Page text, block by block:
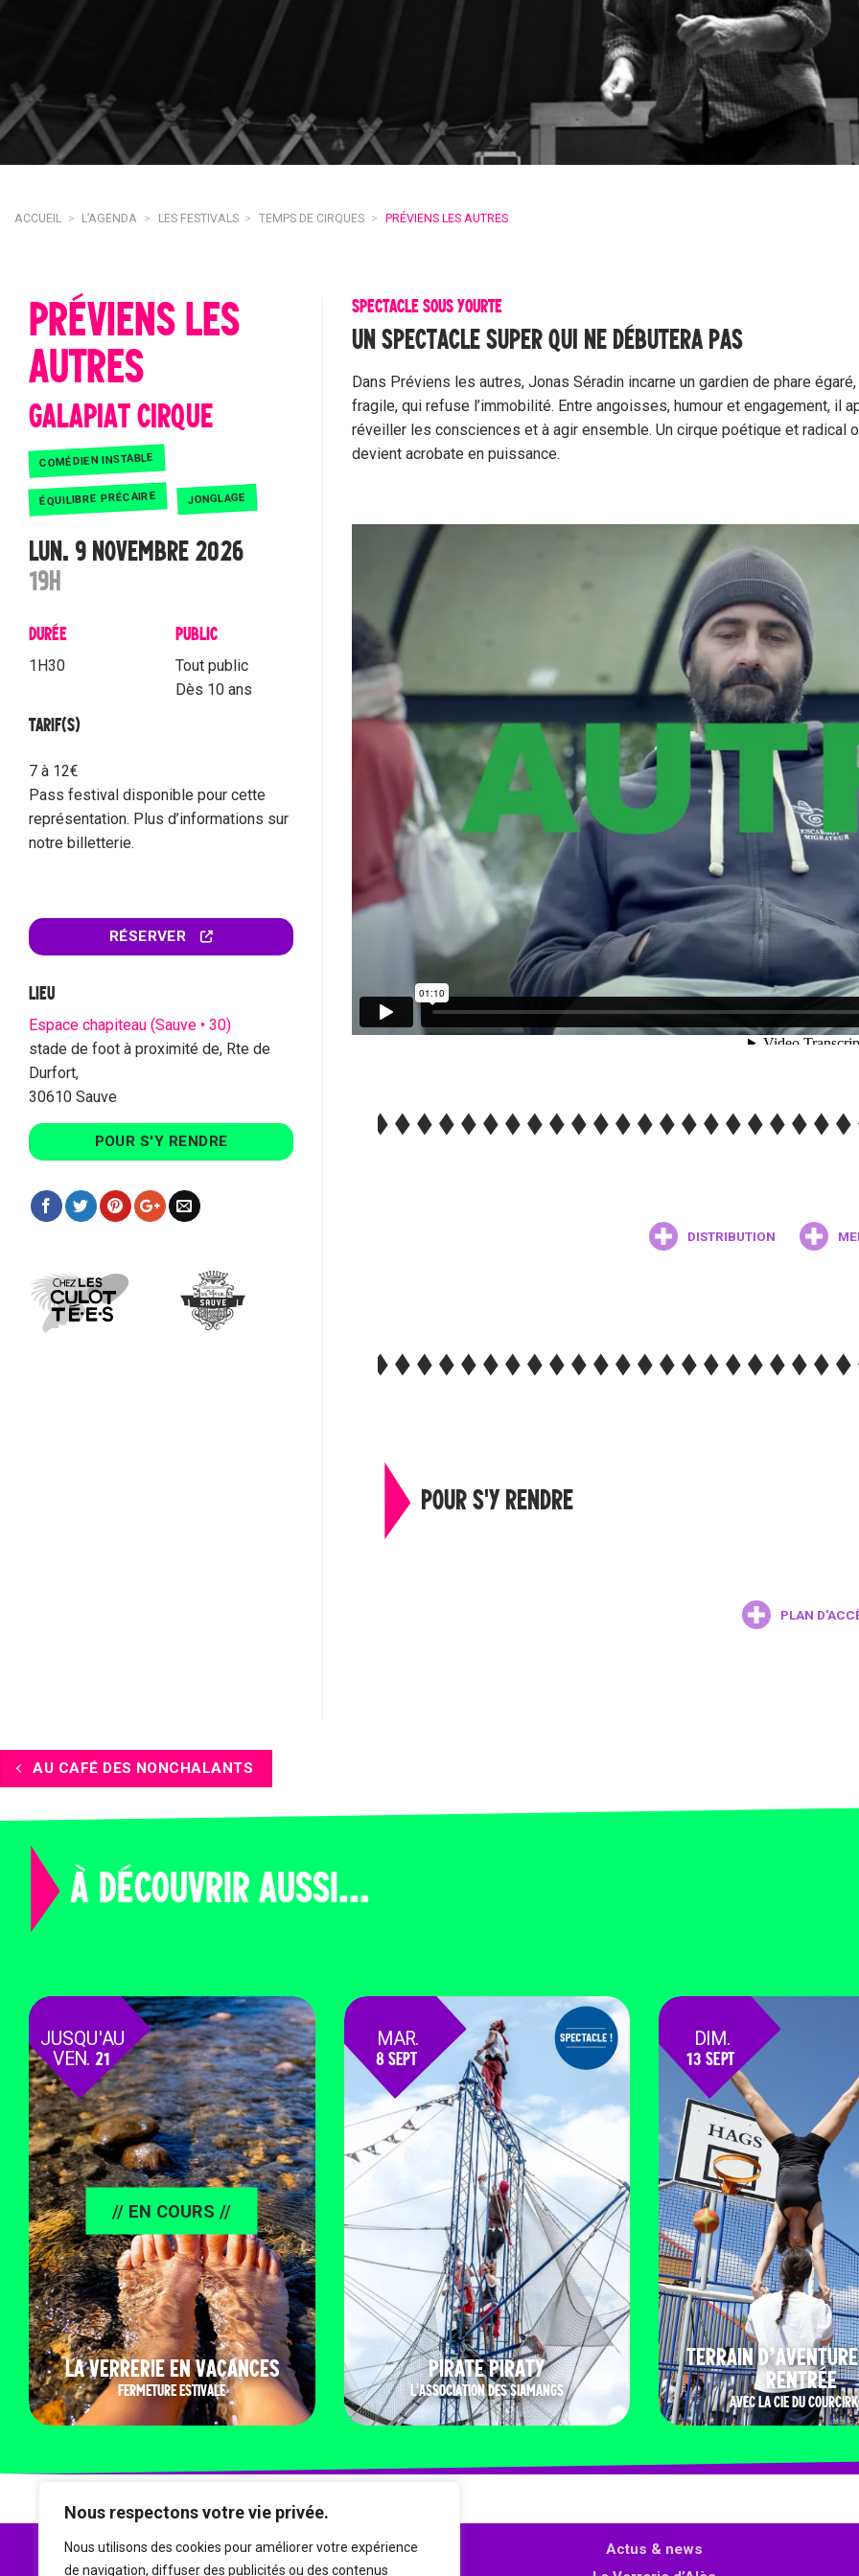
Nous respectons votre vie privée.
Nous utilisons des cookies pour améliorer votre expérience
de navigation, diffuser des publicités ou des contenus
ACCUEIL > L’AGENDA > LES FESTIVALS > TEMPS DE CIRQUES > PRÉVIENS LES AUTRES
PRÉVIENS LES
AUTRES
GALAPIAT CIRQUE
COMÉDIEN INSTABLE
ÉQUILIBRE PRÉCAIRE JONGLAGE
LUN. 9 NOVEMBRE 2026
19H
DURÉE
1H30
PUBLIC
Tout public
Dès 10 ans
TARIF(S)
7 à 12€
Pass festival disponible pour cette
représentation. Plus d’informations sur
notre billetterie.
RÉSERVER
LIEU
Espace chapiteau (Sauve • 30)
stade de foot à proximité de, Rte de
Durfort,
30610 Sauve
POUR S'Y RENDRE
SPECTACLE SOUS YOURTE
UN SPECTACLE SUPER QUI NE DÉBUTERA PAS
Dans Préviens les autres, Jonas Séradin incarne un gardien de phare
fragile, qui refuse l’immobilité. Entre angoisses, humour et engagement, il
réveiller les consciences et à agir ensemble. Un cirque poétique et radical
devient acrobate en puissance.
DISTRIBUTION
POUR S'Y RENDRE
PLAN
AU CAFÉ DES NONCHALANTS
À DÉCOUVRIR AUSSI...
JUSQU'AU
VEN. 21
AOÛT
// EN COURS //
LA VERRERIE EN VACANCES
FERMETURE ESTIVALE
MAR.
8 SEPT
PIRATE PIRATY
L'ASSOCIATION DES SIAMANGS
DIM.
13 SEPT
TERRAIN
RENTRÉE
AVEC LA CIE DU
Actus & news